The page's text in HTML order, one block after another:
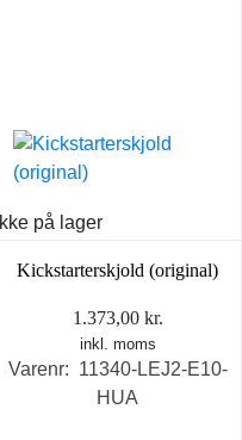
Ikke på lager
Kickstarterskjold (original)
1.373,00 kr.
inkl. moms
Varenr: 11340-LEJ2-E10-
HUA